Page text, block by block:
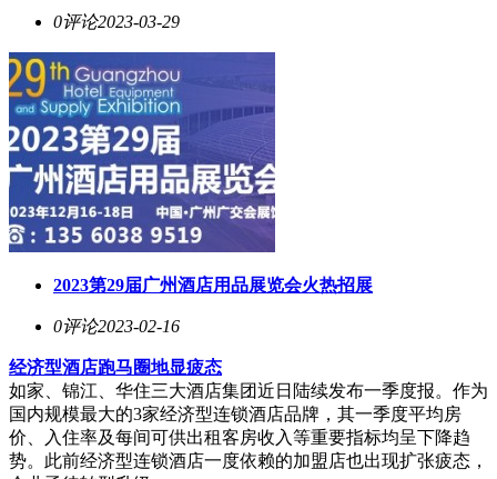
0评论2023-03-29
2023第29届广州酒店用品展览会火热招展
0评论2023-02-16
经济型酒店跑马圈地显疲态
如家、锦江、华住三大酒店集团近日陆续发布一季度报。作为
国内规模最大的3家经济型连锁酒店品牌，其一季度平均房
价、入住率及每间可供出租客房收入等重要指标均呈下降趋
势。此前经济型连锁酒店一度依赖的加盟店也出现扩张疲态，